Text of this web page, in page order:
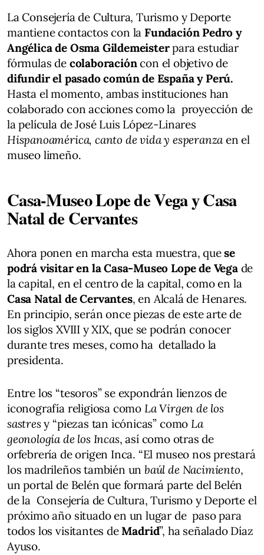
La Consejería de Cultura, Turismo y Deporte
mantiene contactos con la Fundación Pedro y
Angélica de Osma Gildemeisterpara estudiar
fórmulas de colaboracióncon el objetivo de
difundir el pasado común de España y Perú.
Hasta el momento, ambas instituciones han
colaborado con acciones como la proyección de
la película de José Luis López-Linares
Hispanoamérica, canto de vida y esperanzaen el
museo limeño.
Casa-Museo Lope de Vega y Casa
Natal de Cervantes
Ahora ponen en marcha esta muestra, quese
podrá visitar en la Casa-Museo Lope de Vegade
la capital, en el centro de la capital, como en la
Casa Natal de Cervantes, en Alcalá de Henares.
En principio, serán once piezas de este arte de
los siglos XVIII y XIX, que se podrán conocer
durante tres meses, como ha detallado la
presidenta.
Entre los “tesoros” se expondrán lienzos de
iconografía religiosa como La Virgen de los
sastresy “piezas tan icónicas” como La
geonología de los Incas, así como otras de
orfebrería de origen Inca. “El museo nos prestará
los madrileños también unbaúl de Nacimiento,
un portal de Belén que formará parte del Belén
de la Consejería de Cultura, Turismo y Deporte el
próximo año situado en un lugar de paso para
todos los visitantes de Madrid”, ha señalado Díaz
Ayuso.